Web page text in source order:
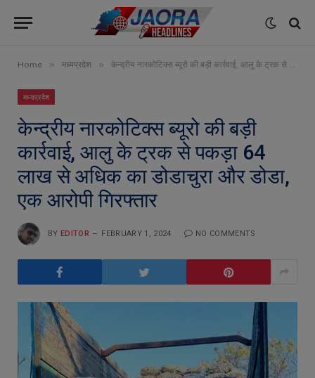
Home » मध्यप्रदेश » केन्द्रीय नारकोटिक्स ब्यूरो की बड़ी कार्रवाई, आलु के ट्रक से पकड़ा 64 लाख से अधिक का डोडाचुरा और डोडा, एक आरोपी गिरफ्तार
मध्यप्रदेश
केन्द्रीय नारकोटिक्स ब्यूरो की बड़ी
कार्रवाई, आलु के ट्रक से पकड़ा 64
लाख से अधिक का डोडाचुरा और डोडा,
एक आरोपी गिरफ्तार
BY EDITOR FEBRUARY 1, 2024 NO COMMENTS